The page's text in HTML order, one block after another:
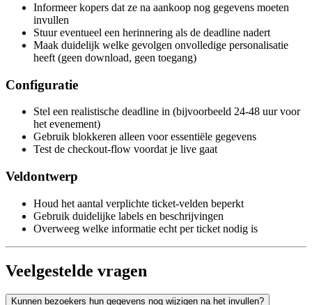
Informeer kopers dat ze na aankoop nog gegevens moeten
invullen
Stuur eventueel een herinnering als de deadline nadert
Maak duidelijk welke gevolgen onvolledige personalisatie
heeft (geen download, geen toegang)
Configuratie
Stel een realistische deadline in (bijvoorbeeld 24-48 uur voor
het evenement)
Gebruik blokkeren alleen voor essentiële gegevens
Test de checkout-flow voordat je live gaat
Veldontwerp
Houd het aantal verplichte ticket-velden beperkt
Gebruik duidelijke labels en beschrijvingen
Overweeg welke informatie echt per ticket nodig is
Veelgestelde vragen
Kunnen bezoekers hun gegevens nog wijzigen na het invullen?